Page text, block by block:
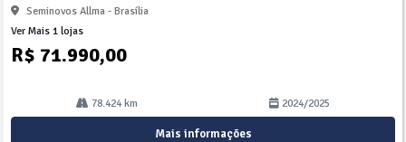
Seminovos Allma - Brasília
Ver Mais 1 lojas
R$ 71.990,00
78.424 km 2024/2025
Mais informações